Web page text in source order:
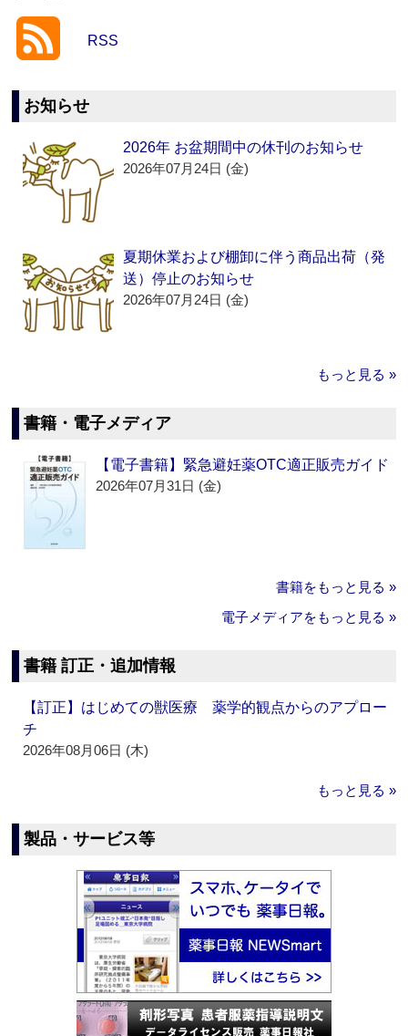
RSS
お知らせ
2026年 お盆期間中の休刊のお知らせ
2026年07月24日 (金)
夏期休業および棚卸に伴う商品出荷（発
送）停止のお知らせ
2026年07月24日 (金)
もっと見る »
書籍・電子メディア
【電子書籍】緊急避妊薬OTC適正販売ガイド
2026年07月31日 (金)
書籍をもっと見る »
電子メディアをもっと見る »
書籍 訂正・追加情報
【訂正】はじめての獣医療 薬学的観点からのアプロー
チ
2026年08月06日 (木)
もっと見る »
製品・サービス等